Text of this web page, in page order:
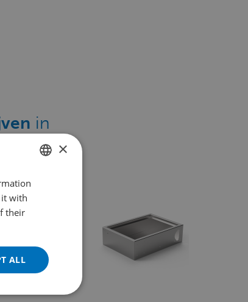
in
DUTCH
ENGLISH
POLISH
×
with
their
ALL